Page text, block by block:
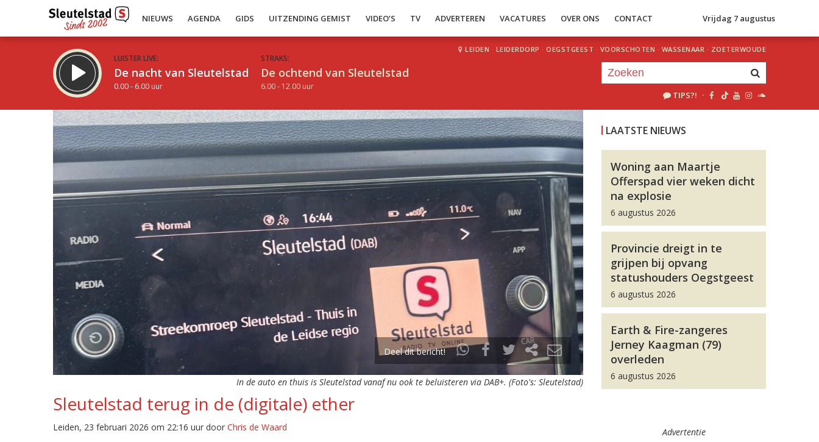
NIEUWS AGENDA GIDS UITZENDING GEMIST VIDEO’S TV ADVERTEREN VACATURES OVER ONS CONTACT Vrijdag 7 augustus
LUISTER LIVE:
De nacht van Sleutelstad
0.00 - 6.00 uur
STRAKS:
De ochtend van Sleutelstad
6.00 - 12.00 uur
LEIDEN · LEIDERDORP · OEGSTGEEST · VOORSCHOTEN · WASSENAAR · ZOETERWOUDE
TIPS?! ·
Deel dit bericht!
In de auto en thuis is Sleutelstad vanaf nu ook te beluisteren via DAB+. (Foto's: Sleutelstad)
Sleutelstad terug in de (digitale) ether
Leiden, 23 februari 2026 om 22:16 uur door Chris de Waard
LAATSTE NIEUWS
Woning aan Maartje
Offerspad vier weken dicht
na explosie
6 augustus 2026
Provincie dreigt in te
grijpen bij opvang
statushouders Oegstgeest
6 augustus 2026
Earth & Fire-zangeres
Jerney Kaagman (79)
overleden
6 augustus 2026
Advertentie